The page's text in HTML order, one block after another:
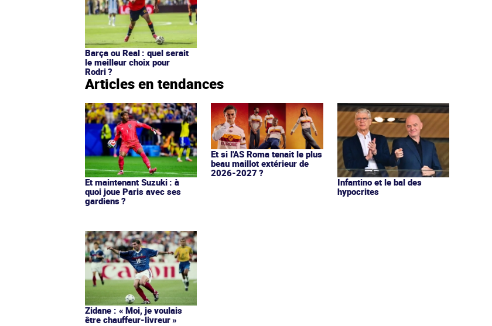
Barça ou Real : quel serait
le meilleur choix pour
Rodri ?
Articles en tendances
Et maintenant Suzuki : à
quoi joue Paris avec ses
gardiens ?
Et si l'AS Roma tenait le plus
beau maillot extérieur de
2026-2027 ?
Infantino et le bal des
hypocrites
Zidane : « Moi, je voulais
être chauffeur-livreur »